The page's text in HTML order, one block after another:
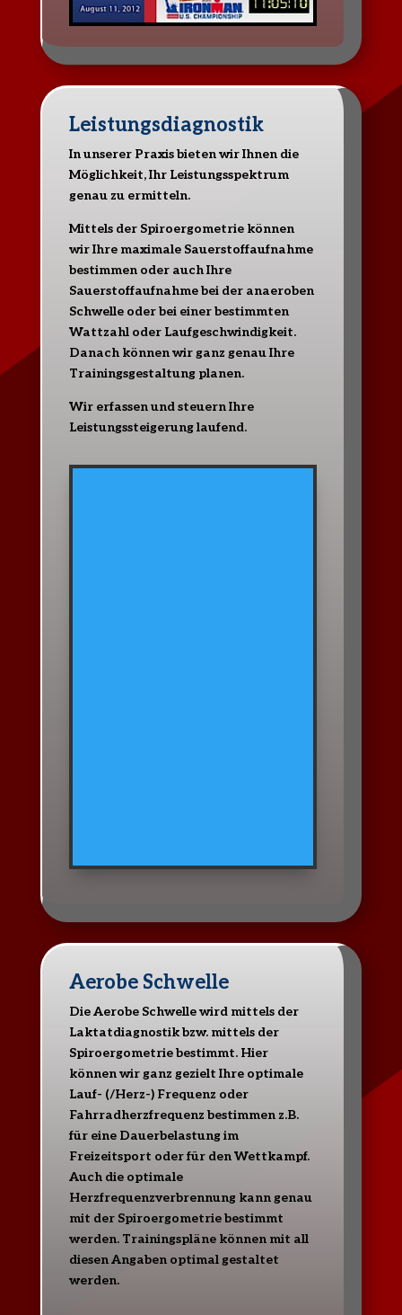
Leistungsdiagnostik
In unserer Praxis bieten wir Ihnen die
Möglichkeit, Ihr Leistungsspektrum
genau zu ermitteln.
Mittels der Spiroergometrie können
wir Ihre maximale Sauerstoffaufnahme
bestimmen oder auch Ihre
Sauerstoffaufnahme bei der anaeroben
Schwelle oder bei einer bestimmten
Wattzahl oder Laufgeschwindigkeit.
Danach können wir ganz genau Ihre
Trainingsgestaltung planen.
Wir erfassen und steuern Ihre
Leistungssteigerung laufend.
Aerobe Schwelle
Die Aerobe Schwelle wird mittels der
Laktatdiagnostik bzw. mittels der
Spiroergometrie bestimmt. Hier
können wir ganz gezielt Ihre optimale
Lauf- (/Herz-) Frequenz oder
Fahrradherzfrequenz bestimmen z.B.
für eine Dauerbelastung im
Freizeitsport oder für den Wettkampf.
Auch die optimale
Herzfrequenzverbrennung kann genau
mit der Spiroergometrie bestimmt
werden. Trainingspläne können mit all
diesen Angaben optimal gestaltet
werden.